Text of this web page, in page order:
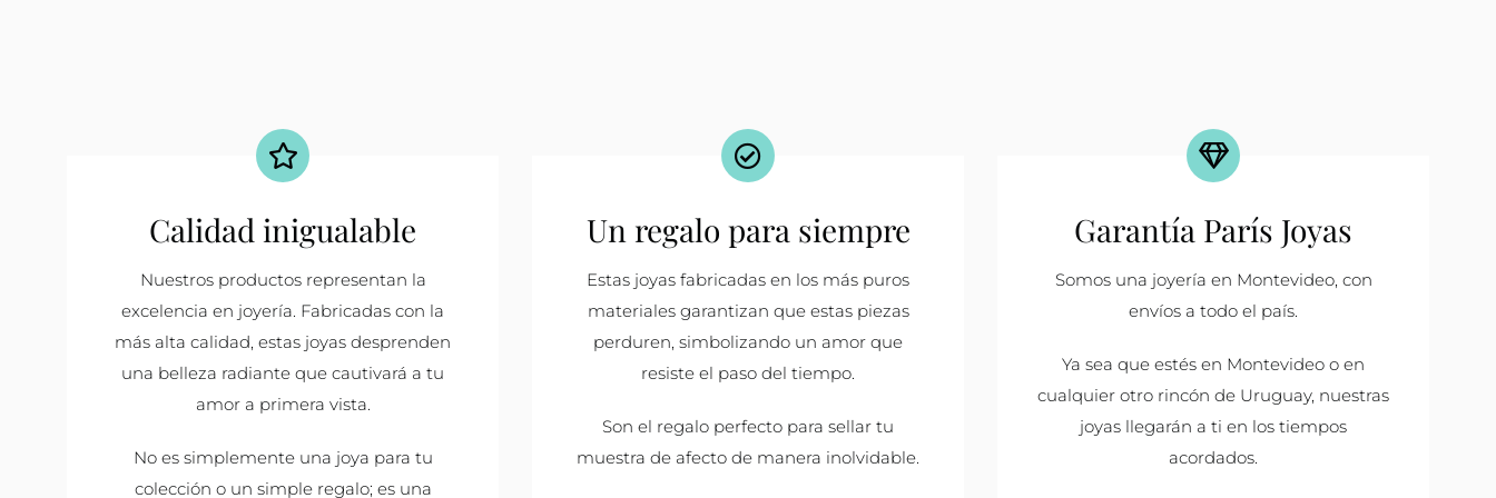
Calidad inigualable
Nuestros productos representan la
excelencia en joyería. Fabricadas con la
más alta calidad, estas joyas desprenden
una belleza radiante que cautivará a tu
amor a primera vista.
No es simplemente una joya para tu
colección o un simple regalo; es una
Un regalo para siempre
Estas joyas fabricadas en los más puros
materiales garantizan que estas piezas
perduren, simbolizando un amor que
resiste el paso del tiempo.
Son el regalo perfecto para sellar tu
muestra de afecto de manera inolvidable.
Garantía París Joyas
Somos una joyería en Montevideo, con
envíos a todo el país.
Ya sea que estés en Montevideo o en
cualquier otro rincón de Uruguay, nuestras
joyas llegarán a ti en los tiempos
acordados.